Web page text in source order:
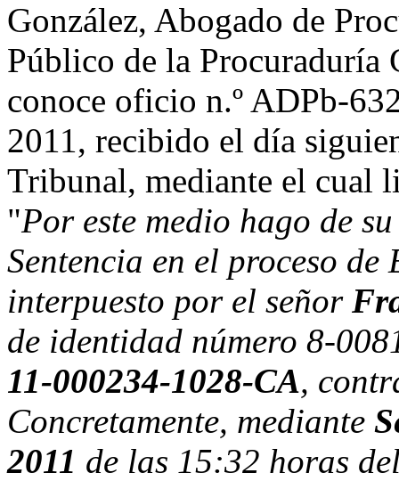
González, Abogado de
Público de la Procuraduría
conoce oficio n.º ADPb-
2011, recibido el día
Tribunal, mediante el cual
"Por este medio hago de
Sentencia en el proceso
interpuesto por el señor
de identidad número 8-
11-000234-1028-CA,
Concretamente, mediante
2011 de las 15:32 horas